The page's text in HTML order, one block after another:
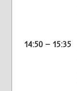
14:50 – 15:35